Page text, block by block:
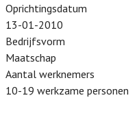
Oprichtingsdatum
13-01-2010
Bedrijfsvorm
Maatschap
Aantal werknemers
10-19 werkzame personen